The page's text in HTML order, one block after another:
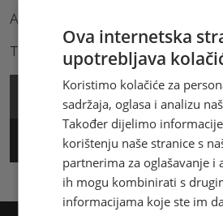
Aktivni oglasi za posao:
Trenutno nemamo aktivnih oglasa
Track & Trace
Ova internetska
upotrebljava
Koristimo kolačiće za
sadržaja, oglasa i analizu
Također dijelimo
korištenju naše stranice s
partnerima za oglašavanje i
ih mogu kombinirati s
informacijama koje ste im